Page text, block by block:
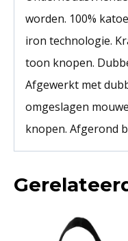
worden. 100%
iron technologie.
toon knopen.
Afgewerkt met
omgeslagen
knopen. Afgerond